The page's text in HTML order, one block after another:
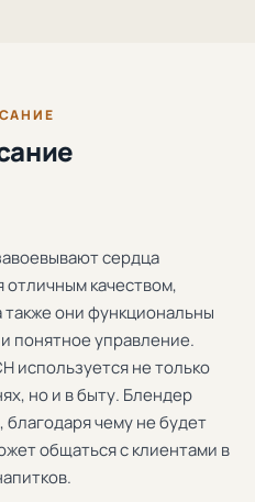
сердца
качеством,
они функциональны
понятное управление.
используется не только
но и в быту. Блендер
чему не будет
общаться с клиентами в